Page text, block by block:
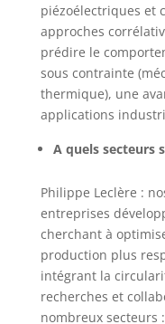
piézoélectriques et
approches
prédire le
sous contrainte
thermique), une
applications
A quels secteurs
Philippe Leclère :
entreprises
cherchant à
production plus
intégrant la
recherches et
nombreux secteurs :